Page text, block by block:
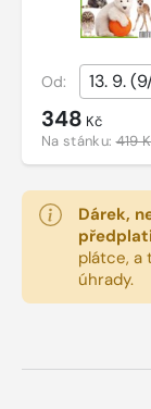
Od:
348 Kč
Na stánku:419
Dárek,
plátce, a
úhrady.